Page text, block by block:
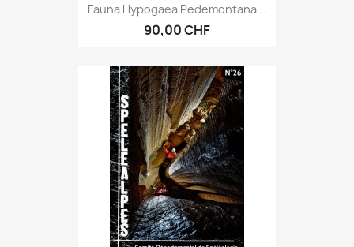
Fauna Hypogaea Pedemontana...
90,00 CHF